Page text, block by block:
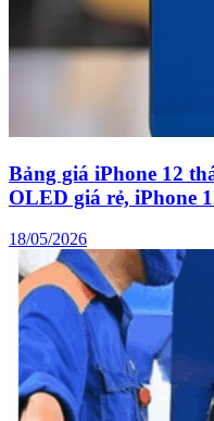
Bảng giá iPhone 12
OLED giá rẻ, iPhone
18/05/2026